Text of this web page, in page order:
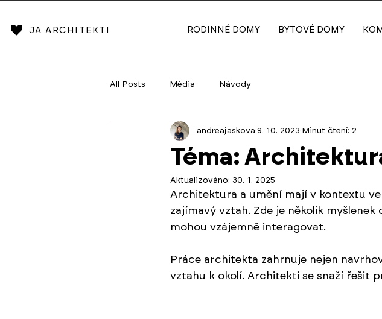
JA ARCHITEKTI RODINNÉ DOMY BYTOVÉ DOMY
All Posts Média Návody
Téma:
andreajaskova 9. 10. 2023 Minut čtení: 2
Aktualizováno: 30. 1. 2025
Architektura a umění mají v kontextu
zajímavý vztah. Zde je několik
mohou vzájemně interagovat.
Práce architekta zahrnuje nejen
vztahu k okolí. Architekti se snaží řešit